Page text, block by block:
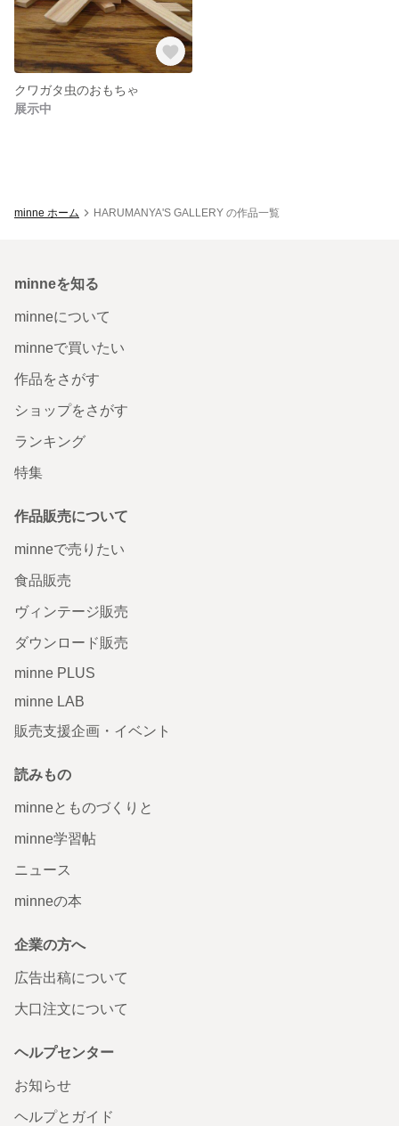
クワガタ虫のおもちゃ
展示中
minne ホーム HARUMANYA'S GALLERY の作品一覧
minneを知る
minneについて
minneで買いたい
作品をさがす
ショップをさがす
ランキング
特集
作品販売について
minneで売りたい
食品販売
ヴィンテージ販売
ダウンロード販売
minne PLUS
minne LAB
販売支援企画・イベント
読みもの
minneとものづくりと
minne学習帖
ニュース
minneの本
企業の方へ
広告出稿について
大口注文について
ヘルプセンター
お知らせ
ヘルプとガイド